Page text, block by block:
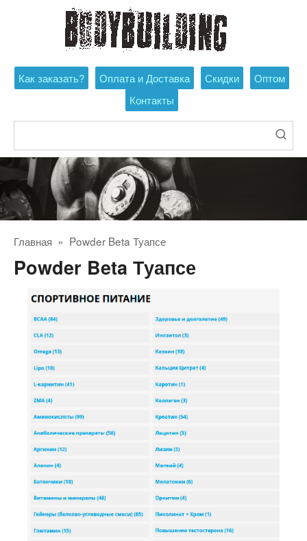
Как заказать? Оплата и Доставка Скидки
Оптом
Контакты
Главная » Powder Beta Туапсе
Powder Beta Туапсе